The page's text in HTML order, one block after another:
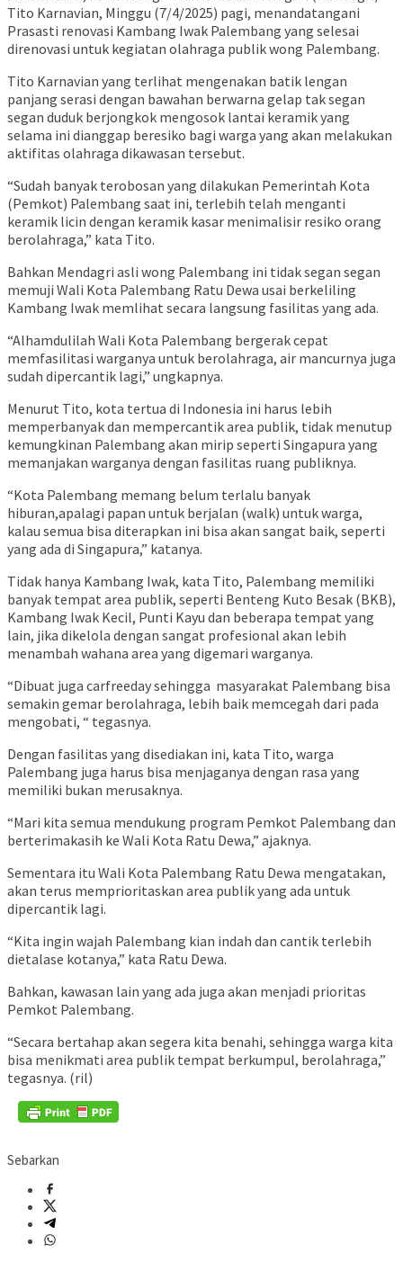
Tito Karnavian, Minggu (7/4/2025) pagi, menandatangani
Prasasti renovasi Kambang Iwak Palembang yang selesai
direnovasi untuk kegiatan olahraga publik wong Palembang.
Tito Karnavian yang terlihat mengenakan batik lengan
panjang serasi dengan bawahan berwarna gelap tak segan
segan duduk berjongkok mengosok lantai keramik yang
selama ini dianggap beresiko bagi warga yang akan melakukan
aktifitas olahraga dikawasan tersebut.
“Sudah banyak terobosan yang dilakukan Pemerintah Kota
(Pemkot) Palembang saat ini, terlebih telah menganti
keramik licin dengan keramik kasar menimalisir resiko orang
berolahraga,” kata Tito.
Bahkan Mendagri asli wong Palembang ini tidak segan segan
memuji Wali Kota Palembang Ratu Dewa usai berkeliling
Kambang Iwak memlihat secara langsung fasilitas yang ada.
“Alhamdulilah Wali Kota Palembang bergerak cepat
memfasilitasi warganya untuk berolahraga, air mancurnya juga
sudah dipercantik lagi,” ungkapnya.
Menurut Tito, kota tertua di Indonesia ini harus lebih
memperbanyak dan mempercantik area publik, tidak menutup
kemungkinan Palembang akan mirip seperti Singapura yang
memanjakan warganya dengan fasilitas ruang publiknya.
“Kota Palembang memang belum terlalu banyak
hiburan,apalagi papan untuk berjalan (walk) untuk warga,
kalau semua bisa diterapkan ini bisa akan sangat baik, seperti
yang ada di Singapura,” katanya.
Tidak hanya Kambang Iwak, kata Tito, Palembang memiliki
banyak tempat area publik, seperti Benteng Kuto Besak (BKB),
Kambang Iwak Kecil, Punti Kayu dan beberapa tempat yang
lain, jika dikelola dengan sangat profesional akan lebih
menambah wahana area yang digemari warganya.
“Dibuat juga carfreeday sehingga masyarakat Palembang bisa
semakin gemar berolahraga, lebih baik memcegah dari pada
mengobati, “ tegasnya.
Dengan fasilitas yang disediakan ini, kata Tito, warga
Palembang juga harus bisa menjaganya dengan rasa yang
memiliki bukan merusaknya.
“Mari kita semua mendukung program Pemkot Palembang dan
berterimakasih ke Wali Kota Ratu Dewa,” ajaknya.
Sementara itu Wali Kota Palembang Ratu Dewa mengatakan,
akan terus memprioritaskan area publik yang ada untuk
dipercantik lagi.
“Kita ingin wajah Palembang kian indah dan cantik terlebih
dietalase kotanya,” kata Ratu Dewa.
Bahkan, kawasan lain yang ada juga akan menjadi prioritas
Pemkot Palembang.
“Secara bertahap akan segera kita benahi, sehingga warga kita
bisa menikmati area publik tempat berkumpul, berolahraga,”
tegasnya. (ril)
Sebarkan